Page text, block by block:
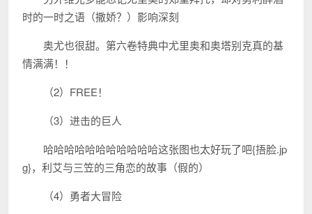
时的一时之语（撒娇？）影响深刻
奥尤也很甜。第六卷特典中尤里奥和奥塔别克真的基
情满满！！
（2）FREE！
（3）进击的巨人
哈哈哈哈哈哈哈哈哈哈哈这张图也太好玩了吧{捂脸.jp
g}，利艾与三笠的三角恋的故事（假的）
（4）勇者大冒险